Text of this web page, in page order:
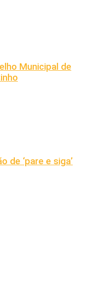
Municipal de
de ‘pare e siga’